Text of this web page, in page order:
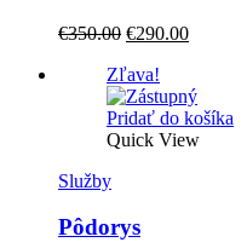
€350.00 Original
was:
€350.00.
€290.00Current
€290.00.
Zľava!
Pridať do košíka
Quick View
Služby
Pôdorys